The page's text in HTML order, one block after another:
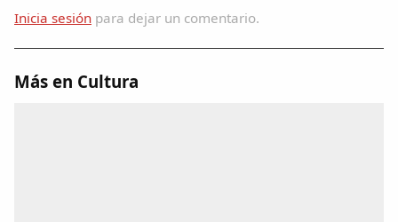
Inicia sesión para dejar un comentario.
Más en Cultura